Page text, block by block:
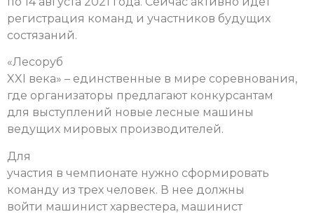
регистрация команд и участников будущих
состязаний.
«Лесоруб
XXI века» – единственные в мире соревнования,
где организаторы предлагают конкурсантам
для выступлений новые лесные машины
ведущих мировых производителей.
Для
участия в чемпионате нужно сформировать
команду из трех человек. В нее должны
войти машинист харвестера, машинист